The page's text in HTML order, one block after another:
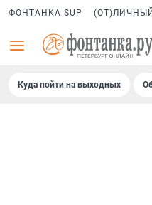
ФОНТАНКА SUP
Куда пойти на выходных